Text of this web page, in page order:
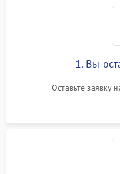
1. Вы
Оставьте заявку